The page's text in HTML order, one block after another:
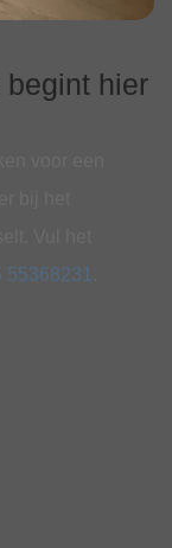
begint hier
55368231